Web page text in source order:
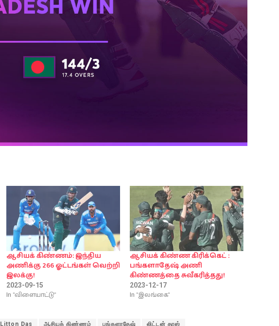
ஆசியக் கிண்ணம்: இந்திய
அணிக்கு 266 ஓட்டங்கள் வெற்றி
இலக்கு!
2023-09-15
In "விளையாட்டு"
ஆசியக் கிண்ண கிரிக்கெட் :
பங்களாதேஷ் அணி
கிண்ணத்தை சுவீகரித்தது!
2023-12-17
In "இலங்கை"
Litton Das ஆசியக் கிண்ணம் பங்களாதேஷ் லிட்டன் தாஸ்